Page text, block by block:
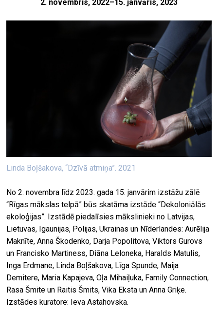
2. novembris, 2022–15. janvāris, 2023
Linda Boļšakova, “Dzīvā atmiņa”. 2021
No 2. novembra līdz 2023. gada 15. janvārim izstāžu zālē
“Rīgas mākslas telpā” būs skatāma izstāde “Dekoloniālās
ekoloģijas”. Izstādē piedalīsies mākslinieki no Latvijas,
Lietuvas, Igaunijas, Polijas, Ukrainas un Nīderlandes: Aurēlija
Maknīte, Anna Škodenko, Darja Popolitova, Viktors Gurovs
un Francisko Martiness, Diāna Leloneka, Haralds Matulis,
Inga Erdmane, Linda Boļšakova, Līga Spunde, Maija
Demitere, Maria Kapajeva, Oļa Mihaiļuka, Family Connection,
Rasa Šmite un Raitis Šmits, Vika Eksta un Anna Griķe.
Izstādes kuratore: Ieva Astahovska.